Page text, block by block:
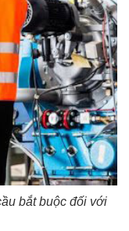
bắt buộc đối với